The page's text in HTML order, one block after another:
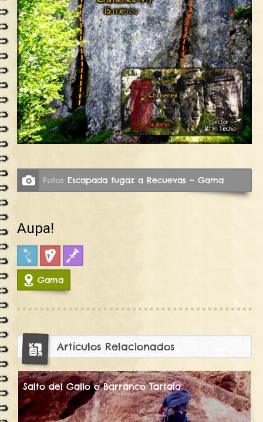
Fotos Escapada fugaz a Recuevas – Gama
Aupa!
CroquisDeportiva
Fisuras
Gama
Artículos Relacionados
Salto del Gallo ó Barranco Tartala